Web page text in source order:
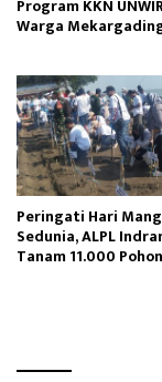
Program KKN
Warga
Peringati Hari
Sedunia, ALPL
Tanam 11.000 Pohon